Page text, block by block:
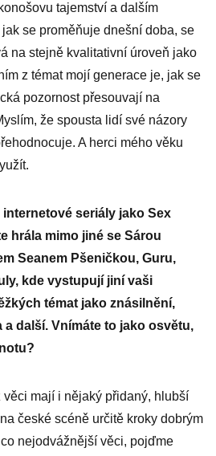
tajemství a dalším
se proměňuje dnešní doba, se
na stejně kvalitativní úroveň jako
z témat mojí generace je, jak se
pozornost přesouvají na
že spousta lidí své názory
A herci mého věku
internetové seriály jako Sex
hrála mimo jiné se Sárou
Seanem Pšeničkou, Guru,
kde vystupují jiní vaši
témat jako znásilnění,
další. Vnímáte to jako osvětu,
mají i nějaký přidaný, hlubší
české scéně určitě kroky dobrým
nejodvážnější věci, pojďme